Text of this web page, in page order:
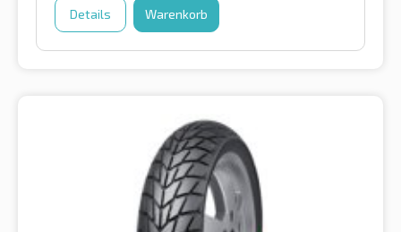
Details Warenkorb